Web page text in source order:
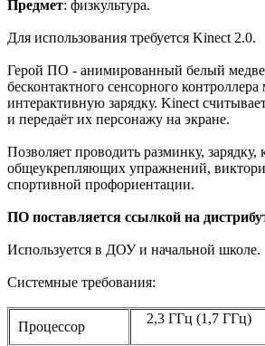
Предмет: физкультура.
Для использования требуется Kinect 2.0.
Герой ПО - анимированный белый
бесконтактного сенсорного
интерактивную зарядку. Kinect
и передаёт их персонажу на экране.
Позволяет проводить разминку, зарядку,
общеукрепляющих упражнений,
спортивной профориентации.
ПО поставляется ссылкой на
Используется в ДОУ и начальной школе.
Системные требования:
Процессор
2,3 ГГц